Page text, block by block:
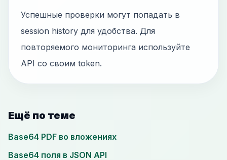
Успешные проверки могут попадать в
session history для удобства. Для
повторяемого мониторинга используйте
API со своим token.
Ещё по теме
Base64 PDF во вложениях
Base64 поля в JSON API